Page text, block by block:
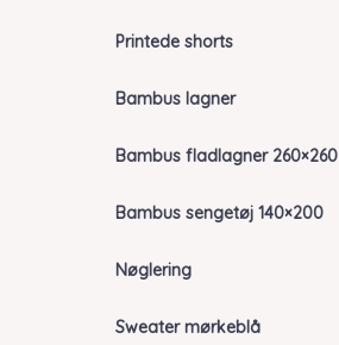
Printede shorts
Bambus lagner
Bambus fladlagner 260×260
Bambus sengetøj 140×200
Nøglering
Sweater mørkeblå